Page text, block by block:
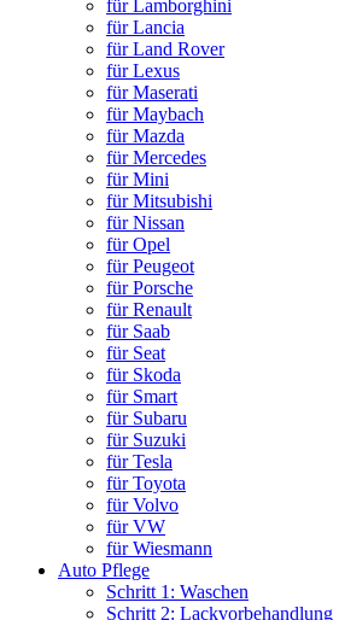
für Lamborghini
für Lancia
für Land Rover
für Lexus
für Maserati
für Maybach
für Mazda
für Mercedes
für Mini
für Mitsubishi
für Nissan
für Opel
für Peugeot
für Porsche
für Renault
für Saab
für Seat
für Skoda
für Smart
für Subaru
für Suzuki
für Tesla
für Toyota
für Volvo
für VW
für Wiesmann
Auto Pflege
Schritt 1: Waschen
Schritt 2: Lackvorbehandlung